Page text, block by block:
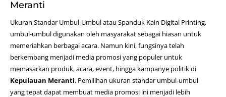
Meranti
Ukuran Standar Umbul-Umbul atau Spanduk Kain Digital Printing,
umbul-umbul digunakan oleh masyarakat sebagai hiasan untuk
memeriahkan berbagai acara. Namun kini, fungsinya telah
berkembang menjadi media promosi yang populer untuk
memasarkan produk, acara, event, hingga kampanye politik di
Kepulauan Meranti. Pemilihan ukuran standar umbul-umbul
yang tepat dapat membuat media promosi ini menjadi lebih